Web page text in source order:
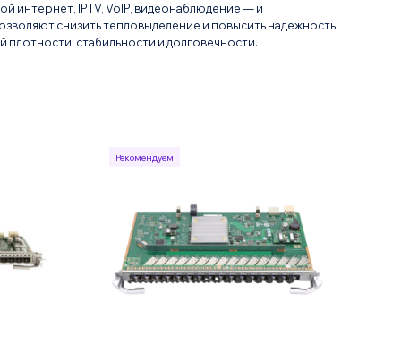
интернет, IPTV, VoIP, видеонаблюдение — и
снизить тепловыделение и повысить надёжность
стабильности и долговечности.
Рекомендуем